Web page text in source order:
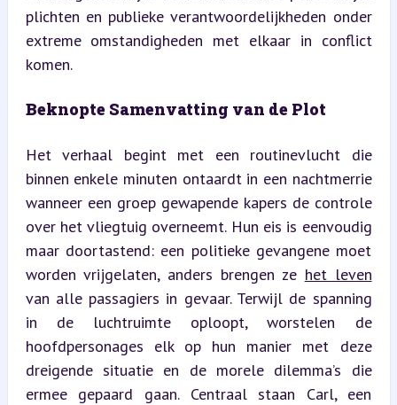
plichten en publieke verantwoordelijkheden onder
extreme omstandigheden met elkaar in conflict
komen.
Beknopte Samenvatting van de Plot
Het verhaal begint met een routinevlucht die
binnen enkele minuten ontaardt in een nachtmerrie
wanneer een groep gewapende kapers de controle
over het vliegtuig overneemt. Hun eis is eenvoudig
maar doortastend: een politieke gevangene moet
worden vrijgelaten, anders brengen ze het leven
van alle passagiers in gevaar. Terwijl de spanning
in de luchtruimte oploopt, worstelen de
hoofdpersonages elk op hun manier met deze
dreigende situatie en de morele dilemma’s die
ermee gepaard gaan. Centraal staan Carl, een